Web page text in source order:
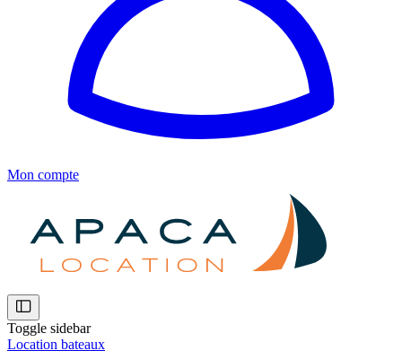
Mon compte
Toggle sidebar
Location bateaux